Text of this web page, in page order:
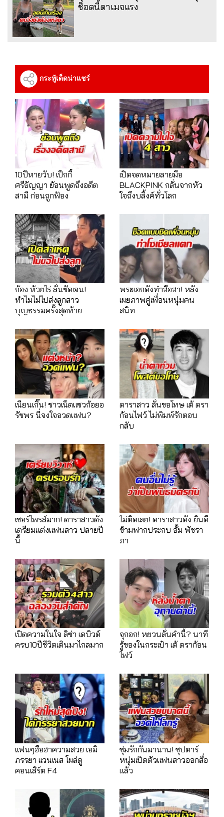
ช็อตนี้ดาเมจแรง
กระทู้เด็ดน่าแชร์
10ปีหายวับ! เป็กกี้
ศรีธัญญา ย้อนพูดถึงอดีต
สามี ก่อนถูกฟ้อง
เปิดจดหมายลายมือ
BLACKPINK กลั่นจากหัว
ใจถึงบลิ้งค์ทั่วโลก
ก้อง ห้วยไร่ ลั่นชัดเจน!
ทำไมไม่ไปส่งลูกสาว
บุญธรรมครั้งสุดท้าย
พระเอกดังทำฮือฮา! หลัง
เผยภาพคู่เพื่อนหนุ่มคน
สนิท
เนียนเกิ๊น! ชาวเน็ตแซวก้อยอ
รัชพร นี่จงใจอวดแฟน?
ดาราสาว ลั่นขอโทษ เต้ ดรา
ก้อนไฟว์ ไม่พิมพ์รักตอบ
กลับ
เซอร์ไพรส์มาก! ดาราสาวดัง
เตรียมแต่งแฟนสาว ปลายปี
นี้
ไม่ติดเลย! ดาราสาวดัง ยินดี
ข้ามฟากประกบ อั้ม พัชรา
ภา
เปิดความในใจ ลิซ่า เดบิวต์
ครบ10ปีชีวิตเดินมาไกลมาก
จุกอก! หยวนลั่นคำนี้? นาที
รู้ของในกระเป๋า เต้ ดราก้อน
ไฟว์
เเฟนๆฮือฮาความสวย เอมิ
ภรรยา เเวนเนส โผล่ดู
คอนเสิร์ต F4
ซุ่มรักกันมานาน! ซุปตาร์
หนุ่มเปิดตัวแฟนสาวออกสื่อ
แล้ว